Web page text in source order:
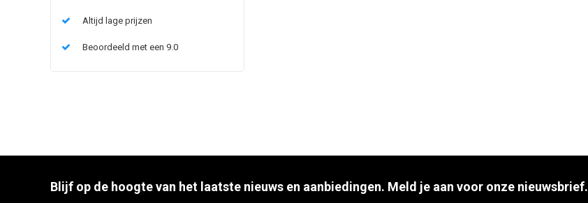
Altijd lage prijzen
Beoordeeld met een 9.0
Blijf op de hoogte van het laatste nieuws en aanbiedingen. Meld je aan voor onze nieuwsbrief.